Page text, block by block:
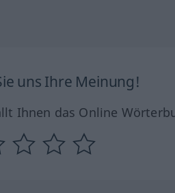
uns Ihre Meinung!
Ihnen das Online